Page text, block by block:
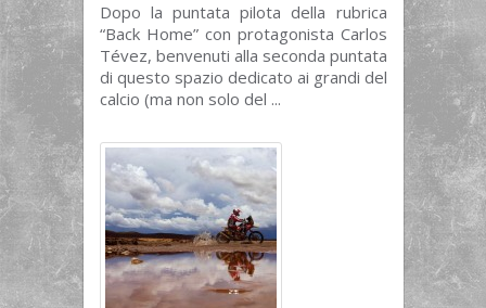
Dopo la puntata pilota della rubrica
“Back Home” con protagonista Carlos
Tévez, benvenuti alla seconda puntata
di questo spazio dedicato ai grandi del
calcio (ma non solo del ...